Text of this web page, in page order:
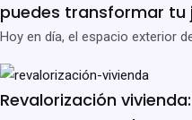
puedes transformar tu
Hoy en día, el espacio exterior
Revalorización